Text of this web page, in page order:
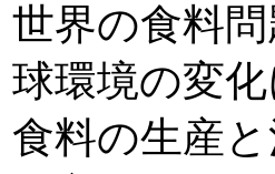
世界の食料
球環境の変
食料の生産